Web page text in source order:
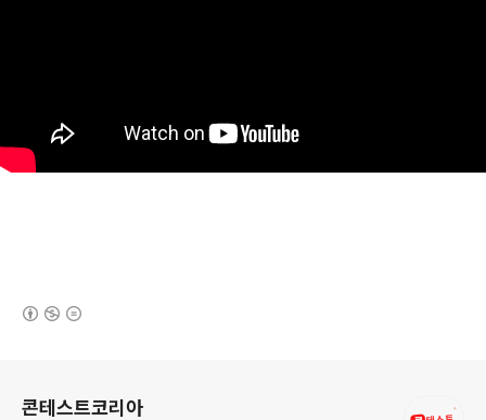
콘테스트코리아